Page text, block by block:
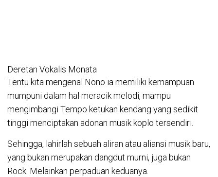
Deretan Vokalis Monata
Tentu kita mengenal Nono ia memiliki kemampuan
mumpuni dalam hal meracik melodi, mampu
mengimbangi Tempo ketukan kendang yang sedikit
tinggi menciptakan adonan musik koplo tersendiri.
Sehingga, lahirlah sebuah aliran atau aliansi musik baru,
yang bukan merupakan dangdut murni, juga bukan
Rock. Melainkan perpaduan keduanya.